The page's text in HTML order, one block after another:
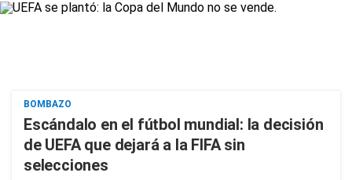
BOMBAZO
Escándalo en el fútbol mundial: la decisión
de UEFA que dejará a la FIFA sin
selecciones